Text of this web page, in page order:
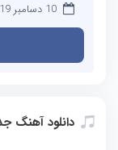
10 دسامبر 2019
دانلود آهنگ